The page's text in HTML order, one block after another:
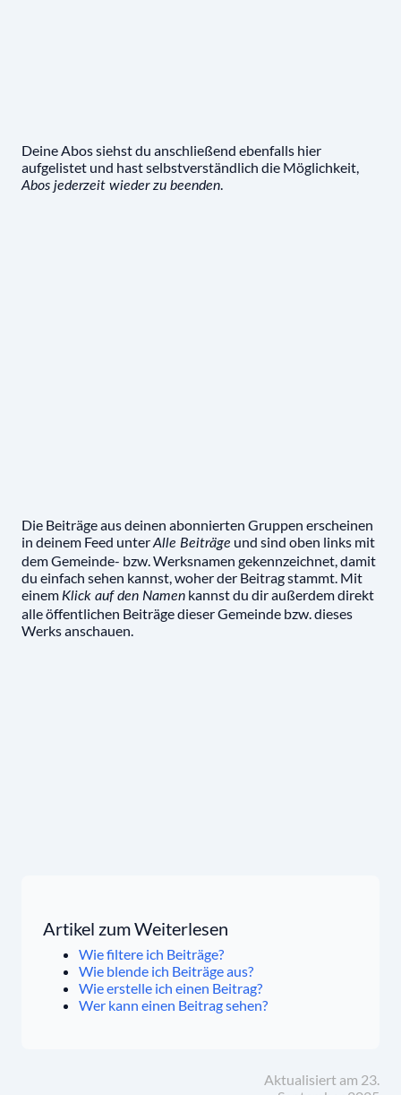
Deine Abos siehst du anschließend ebenfalls hier
aufgelistet und hast selbstverständlich die Möglichkeit,
Abos jederzeit wieder zu beenden.
Die Beiträge aus deinen abonnierten Gruppen erscheinen
in deinem Feed unterAlle Beiträge und sind oben links mit
dem Gemeinde- bzw. Werksnamen gekennzeichnet, damit
du einfach sehen kannst, woher der Beitrag stammt. Mit
einemKlick auf den Namen kannst du dir außerdem direkt
alle öffentlichen Beiträge dieser Gemeinde bzw. dieses
Werks anschauen.
Artikel zum Weiterlesen
Wie filtere ich Beiträge?
Wie blende ich Beiträge aus?
Wie erstelle ich einen Beitrag?
Wer kann einen Beitrag sehen?
Aktualisiert am 23.